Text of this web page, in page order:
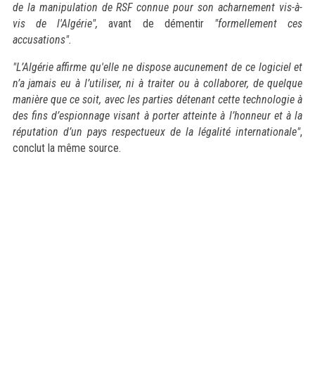
de la manipulation de RSF connue pour son acharnement vis-à-
vis de l'Algérie",avant de démentir"formellement ces
accusations".
"L’Algérie affirme qu'elle ne dispose aucunement de ce logiciel et
n’a jamais eu à l’utiliser, ni à traiter ou à collaborer, de quelque
manière que ce soit, avec les parties détenant cette technologie à
des fins d’espionnage visant à porter atteinte à l’honneur et à la
réputation d’un pays respectueux de la légalité internationale",
conclut la même source.